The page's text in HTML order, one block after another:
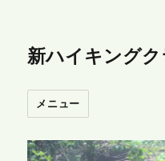
新ハイキング
メニュー